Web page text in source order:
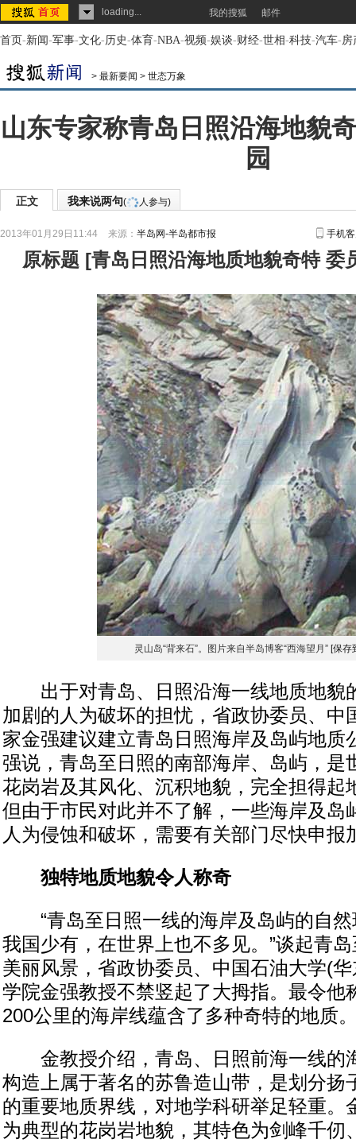
loading... 我的搜狐 邮件
首页-新闻-军事-文化-历史-体育-NBA-视频-娱谈-财经-世相-科技-汽车-房
> 最新要闻 > 世态万象
山东专家称青岛日照沿海地貌
园
正文 我来说两句( 人参与)
2013年01月29日11:44 来源： 半岛网-半岛都市报 手机
原标题 [青岛日照沿海地质地貌奇特 委
灵山岛“背来石”。图片来自半岛博客“西海望月” [保存
出于对青岛、日照沿海一线地质地貌
加剧的人为破坏的担忧，省政协委员、中
家金强建议建立青岛日照海岸及岛屿地质
强说，青岛至日照的南部海岸、岛屿，是
花岗岩及其风化、沉积地貌，完全担得起
但由于市民对此并不了解，一些海岸及岛
人为侵蚀和破坏，需要有关部门尽快申报
独特地质地貌令人称奇
“青岛至日照一线的海岸及岛屿的自然
我国少有，在世界上也不多见。”谈起青
美丽风景，省政协委员、中国石油大学(
学院金强教授不禁竖起了大拇指。最令他
200公里的海岸线蕴含了多种奇特的地质
金教授介绍，青岛、日照前海一线的
构造上属于著名的苏鲁造山带，是划分扬
的重要地质界线，对地学科研举足轻重。
为典型的花岗岩地貌，其特色为剑峰千仞